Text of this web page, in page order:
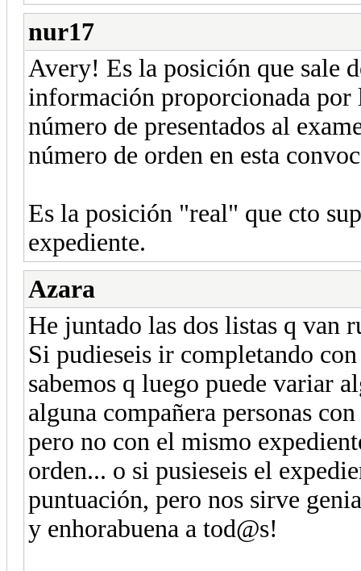
nur17
Avery! Es la posición que sale
información proporcionada por
número de presentados al
número de orden en esta
Es la posición "real" que cto
expediente.
Azara
He juntado las dos listas q van
Si pudieseis ir completando
sabemos q luego puede variar
alguna compañera personas
pero no con el mismo
orden... o si pusieseis el
puntuación, pero nos sirve
y enhorabuena a tod@s!